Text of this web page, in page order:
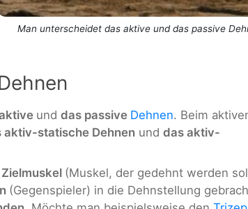
Man unterscheidet das aktive und das passive
und das passive Dehnen. Beim
aktiv-statische Dehnen und das aktiv-
Zielmuskel (Muskel, der gedehnt werden
(Gegenspieler) in die Dehnstellung